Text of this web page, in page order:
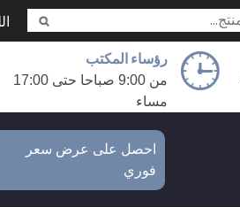
رؤساء المكتب
من 9:00 صباحا حتى 17:00
مساء
احصل على عرض سعر
فوري